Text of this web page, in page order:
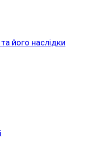
його наслідки